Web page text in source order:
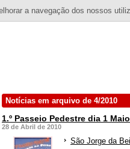
a navegação dos nossos
Notícias em arquivo de 4/2010
1.º Passeio Pedestre dia 1
28 de Abril de 2010
São Jorge da